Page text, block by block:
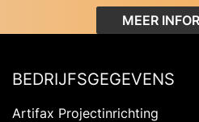
MEER
BEDRIJFSGEGEVENS
Artifax Projectinrichting